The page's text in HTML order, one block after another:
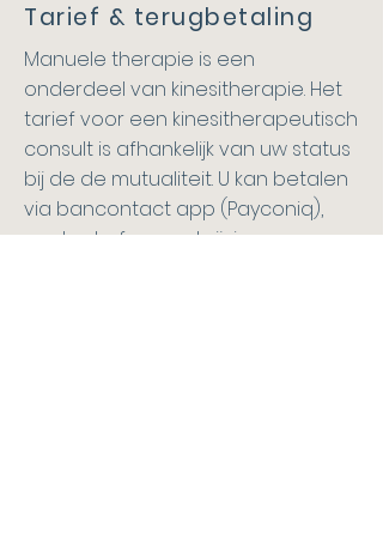
Tarief & terugbetaling
Manuele therapie is een
onderdeel van kinesitherapie. Het
tarief voor een kinesitherapeutisch
consult is afhankelijk van uw status
bij de de mutualiteit. U kan betalen
via bancontact app (Payconiq),
contant of overschrijving.